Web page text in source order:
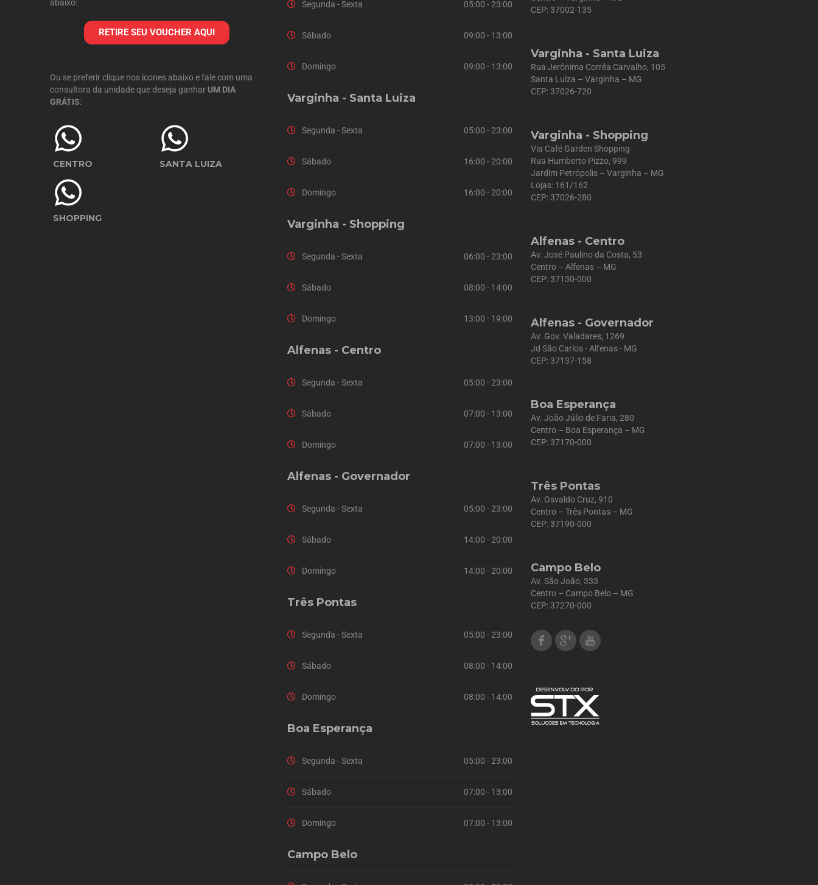
abaixo:
RETIRE SEU VOUCHER AQUI
Ou se preferir clique nos ícones abaixo e fale com uma
consultora da unidade que deseja ganhar UM DIA
GRÁTIS:
CENTRO SANTA LUIZA
SHOPPING
Segunda - Sexta 05:00 - 23:00
Sábado 09:00 - 13:00
Domingo 09:00 - 13:00
Varginha - Santa Luiza
Segunda - Sexta 05:00 - 23:00
Sábado 16:00 - 20:00
Domingo 16:00 - 20:00
Varginha - Shopping
Segunda - Sexta 06:00 - 23:00
Sábado 08:00 - 14:00
Domingo 13:00 - 19:00
Alfenas - Centro
Segunda - Sexta 05:00 - 23:00
Sábado 07:00 - 13:00
Domingo 07:00 - 13:00
Alfenas - Governador
Segunda - Sexta 05:00 - 23:00
Sábado 14:00 - 20:00
Domingo 14:00 - 20:00
Três Pontas
Segunda - Sexta 05:00 - 23:00
Sábado 08:00 - 14:00
Domingo 08:00 - 14:00
Boa Esperança
Segunda - Sexta 05:00 - 23:00
Sábado 07:00 - 13:00
Domingo 07:00 - 13:00
Campo Belo
CEP: 37002-135
Varginha - Santa Luiza
Rua Jerônima Corrêa Carvalho, 105
Santa Luiza – Varginha – MG
CEP: 37026-720
Varginha - Shopping
Via Café Garden Shopping
Rua Humberto Pizzo, 999
Jardim Petrópolis – Varginha – MG
Lojas: 161/162
CEP: 37026-280
Alfenas - Centro
Av. José Paulino da Costa, 53
Centro – Alfenas – MG
CEP: 37130-000
Alfenas - Governador
Av. Gov. Valadares, 1269
Jd São Carlos - Alfenas - MG
CEP: 37137-158
Boa Esperança
Av. João Júlio de Faria, 280
Centro – Boa Esperança – MG
CEP: 37170-000
Três Pontas
Av. Osvaldo Cruz, 910
Centro – Três Pontas – MG
CEP: 37190-000
Campo Belo
Av. São João, 333
Centro – Campo Belo – MG
CEP: 37270-000
FacebookGoogle Plus